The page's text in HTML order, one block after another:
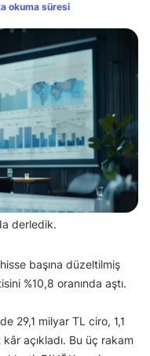
okuma süresi
derledik.
başına düzeltilmiş
%10,8 oranında aştı.
29,1 milyar TL ciro, 1,1
açıkladı. Bu üç rakam